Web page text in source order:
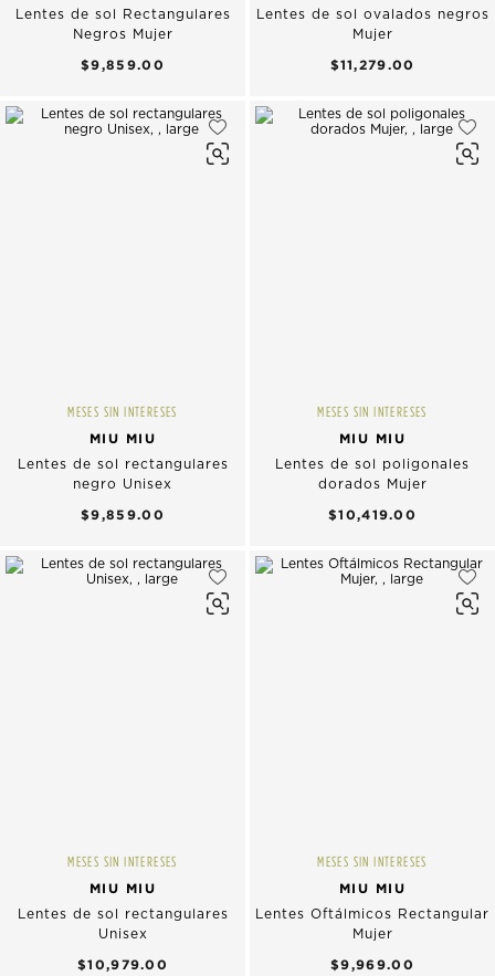
Lentes de sol Rectangulares
Negros Mujer
$9,859.00
Lentes de sol ovalados negros
Mujer
$11,279.00
MESES SIN INTERESES
MIU MIU
Lentes de sol rectangulares
negro Unisex
$9,859.00
MESES SIN INTERESES
MIU MIU
Lentes de sol poligonales
dorados Mujer
$10,419.00
MESES SIN INTERESES
MIU MIU
Lentes de sol rectangulares
Unisex
$10,979.00
MESES SIN INTERESES
MIU MIU
Lentes Oftálmicos Rectangular
Mujer
$9,969.00